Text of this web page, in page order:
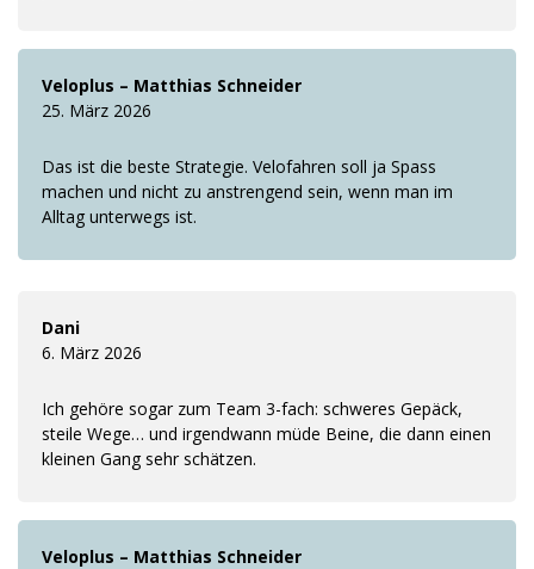
Veloplus – Matthias Schneider
25. März 2026
Das ist die beste Strategie. Velofahren soll ja Spass
machen und nicht zu anstrengend sein, wenn man im
Alltag unterwegs ist.
Dani
6. März 2026
Ich gehöre sogar zum Team 3-fach: schweres Gepäck,
steile Wege… und irgendwann müde Beine, die dann einen
kleinen Gang sehr schätzen.
Veloplus – Matthias Schneider